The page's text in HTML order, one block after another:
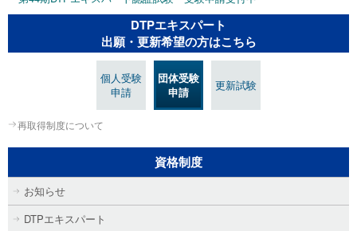
DTPエキスパート
出願・更新希望の方はこちら
個人受験
申請
団体受験
申請
更新試験
再取得制度について
資格制度
お知らせ
DTPエキスパート